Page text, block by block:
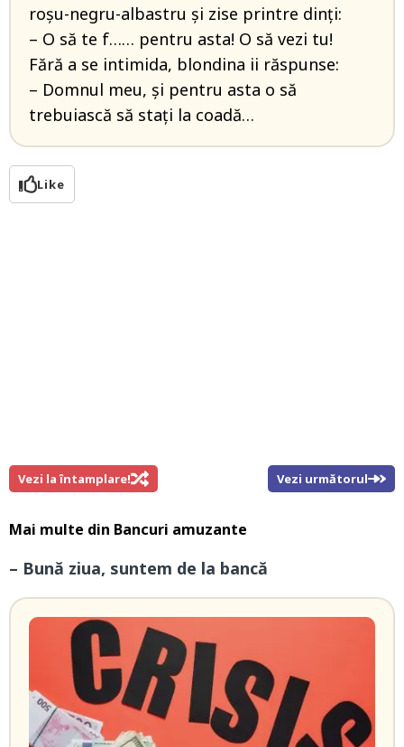
roșu-negru-albastru și zise printre dinți:
– O să te f…… pentru asta! O să vezi tu!
Fără a se intimida, blondina ii răspunse:
– Domnul meu, și pentru asta o să
trebuiască să stați la coadă…
Like
Vezi la întamplare! Vezi următorul
Mai multe din Bancuri amuzante
– Bună ziua, suntem de la bancă